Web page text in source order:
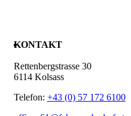
KONTAKT
Rettenbergstrasse 30
6114 Kolsass
Telefon: +43 (0) 57 172 6100